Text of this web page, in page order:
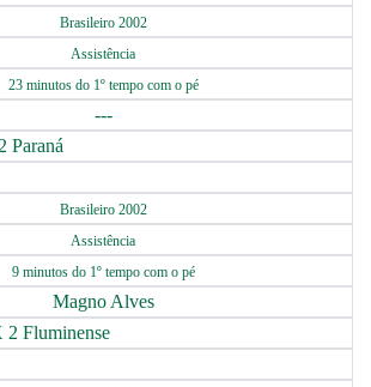
Brasileiro 2002
Assistência
23 minutos do 1º tempo com o pé
---
Paraná
Brasileiro 2002
Assistência
9 minutos do 1º tempo com o pé
Magno Alves
2 Fluminense